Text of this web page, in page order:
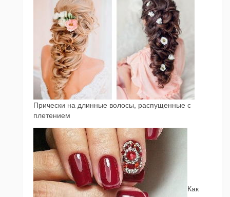
Прически на длинные волосы, распущенные с
плетением
Как